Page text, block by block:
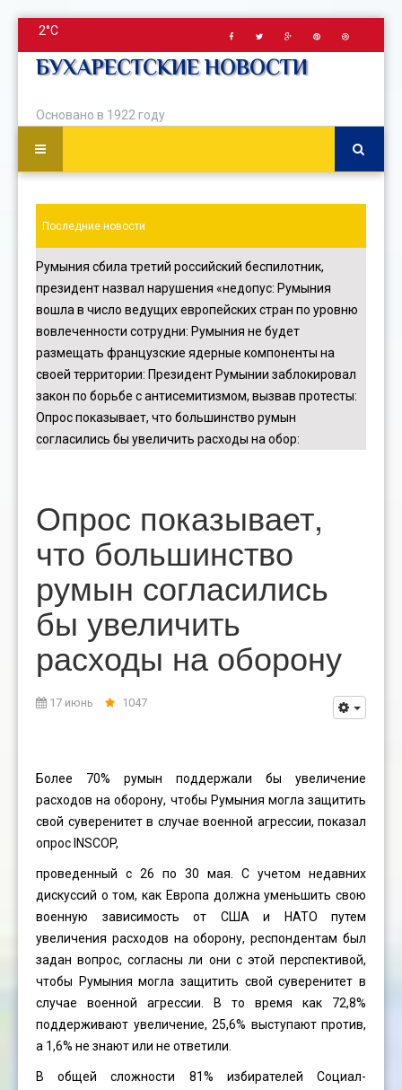
2°C
БУХАРЕСТСКИЕ НОВОСТИ
Основано в 1922 году
Последние новости
Румыния сбила третий российский беспилотник,
президент назвал нарушения «недопус: Румыния
вошла в число ведущих европейских стран по уровню
вовлеченности сотрудни: Румыния не будет
размещать французские ядерные компоненты на
своей территории: Президент Румынии заблокировал
закон по борьбе с антисемитизмом, вызвав протесты:
Опрос показывает, что большинство румын
согласились бы увеличить расходы на обор:
Опрос показывает,
что большинство
румын согласились
бы увеличить
расходы на оборону
17 июнь 1047
Более 70% румын поддержали бы увеличение
расходов на оборону, чтобы Румыния могла защитить
свой суверенитет в случае военной агрессии, показал
опрос INSCOP,
проведенный с 26 по 30 мая. С учетом недавних
дискуссий о том, как Европа должна уменьшить свою
военную зависимость от США и НАТО путем
увеличения расходов на оборону, респондентам был
задан вопрос, согласны ли они с этой перспективой,
чтобы Румыния могла защитить свой суверенитет в
случае военной агрессии. В то время как 72,8%
поддерживают увеличение, 25,6% выступают против,
а 1,6% не знают или не ответили.
В общей сложности 81% избирателей Социал-